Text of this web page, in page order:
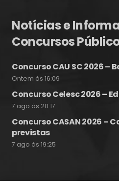
Notícias e
Concursos
Concurso CAU SC 2026 –
Ontem às 16:09
Concurso Celesc 2026 –
7 ago às 20:17
Concurso CASAN 2026 –
previstas
7 ago às 19:25